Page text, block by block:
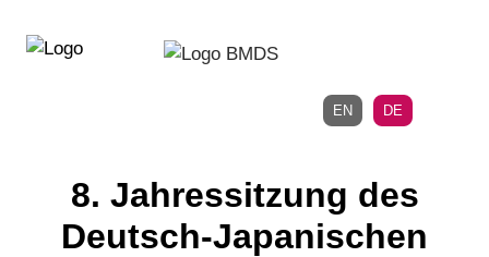
zum
EN DE
8. Jahressitzung des
Deutsch-Japanischen